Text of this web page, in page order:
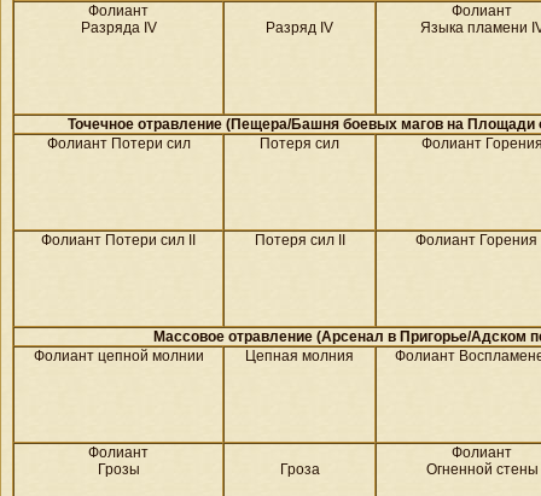
Фолиант
Разряда IV
Разряд IV
Фолиант
Языка пламени
Точечное отравление (Пещера/Башня боевых магов на Площади
Фолиант Потери сил
Потеря сил Фолиант
Фолиант Потери сил II Потеря сил II Фолиант Горения
Массовое отравление (Арсенал в Пригорье/Адском
Фолиант цепной молнии
Цепная молния Фолиант
Фолиант
Грозы
Гроза
Фолиант
Огненной стены